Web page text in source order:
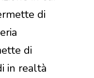
di
di
in realtà